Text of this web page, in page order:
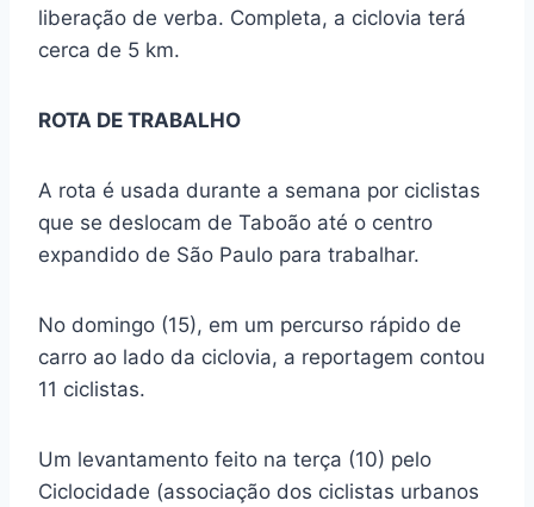
liberação de verba. Completa, a ciclovia terá
cerca de 5 km.
ROTA DE TRABALHO
A rota é usada durante a semana por ciclistas
que se deslocam de Taboão até o centro
expandido de São Paulo para trabalhar.
No domingo (15), em um percurso rápido de
carro ao lado da ciclovia, a reportagem contou
11 ciclistas.
Um levantamento feito na terça (10) pelo
Ciclocidade (associação dos ciclistas urbanos